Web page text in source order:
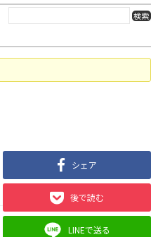
シェア
後で読む
LINEで送る